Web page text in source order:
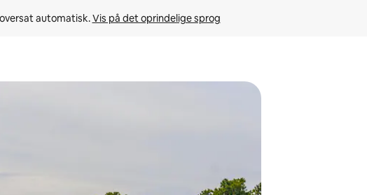
automatisk. Vis på det oprindelige sprog